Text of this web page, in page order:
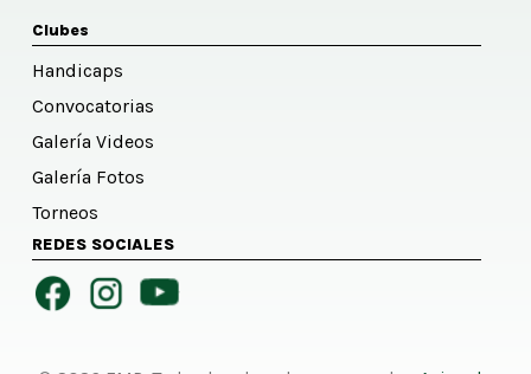
Clubes
Handicaps
Convocatorias
Galería Videos
Galería Fotos
Torneos
REDES SOCIALES